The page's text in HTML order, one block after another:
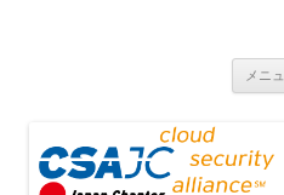
メニ